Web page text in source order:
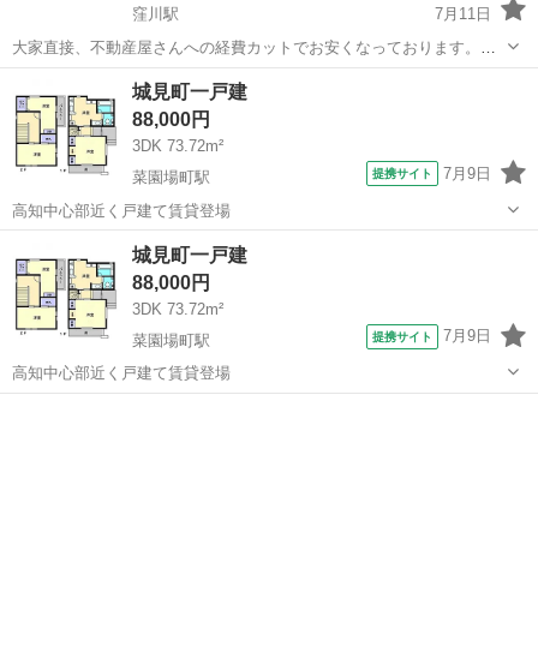
窪川駅
7月11日
大家直接、不動産屋さんへの経費カットでお安くなっております。生
活保護の方、シングル世帯の方、釣りや趣味のセカンドハウスとし
て、住所登録のみ、倉庫利用、シェアハウス、お元気な年配者の方、
大歓迎です(^^) 写真下手くそで...
高岡郡 窪川駅 一戸建て
城見町一戸建
88,000円
3DK 73.72m²
菜園場町駅
提携サイト 7月9日
高知中心部近く戸建て賃貸登場
高知市 菜園場町駅
城見町一戸建
88,000円
3DK 73.72m²
菜園場町駅
提携サイト 7月9日
高知中心部近く戸建て賃貸登場